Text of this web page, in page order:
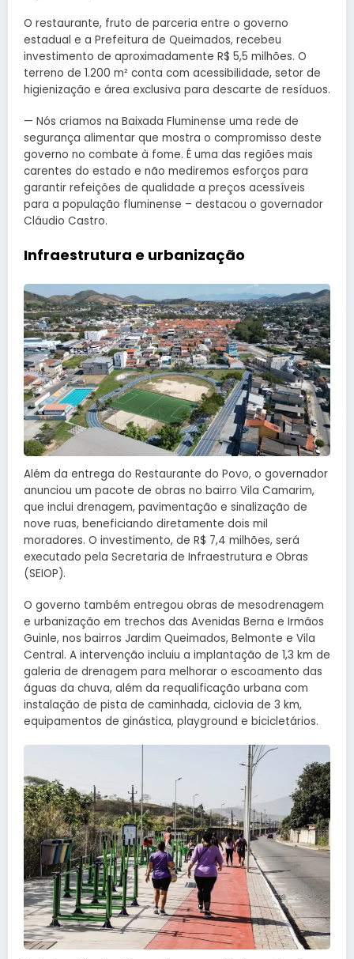
O restaurante, fruto de parceria entre o governo
estadual e a Prefeitura de Queimados, recebeu
investimento de aproximadamente R$ 5,5 milhões. O
terreno de 1.200 m² conta com acessibilidade, setor de
higienização e área exclusiva para descarte de resíduos.
— Nós criamos na Baixada Fluminense uma rede de
segurança alimentar que mostra o compromisso deste
governo no combate à fome. É uma das regiões mais
carentes do estado e não mediremos esforços para
garantir refeições de qualidade a preços acessíveis
para a população fluminense – destacou o governador
Cláudio Castro.
Infraestrutura e urbanização
Além da entrega do Restaurante do Povo, o governador
anunciou um pacote de obras no bairro Vila Camarim,
que inclui drenagem, pavimentação e sinalização de
nove ruas, beneficiando diretamente dois mil
moradores. O investimento, de R$ 7,4 milhões, será
executado pela Secretaria de Infraestrutura e Obras
(SEIOP).
O governo também entregou obras de mesodrenagem
e urbanização em trechos das Avenidas Berna e Irmãos
Guinle, nos bairros Jardim Queimados, Belmonte e Vila
Central. A intervenção incluiu a implantação de 1,3 km de
galeria de drenagem para melhorar o escoamento das
águas da chuva, além da requalificação urbana com
instalação de pista de caminhada, ciclovia de 3 km,
equipamentos de ginástica, playground e bicicletários.